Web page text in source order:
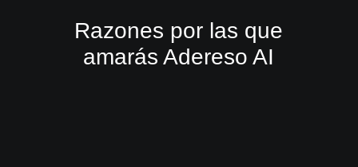
Razones por las que
amarás Adereso AI